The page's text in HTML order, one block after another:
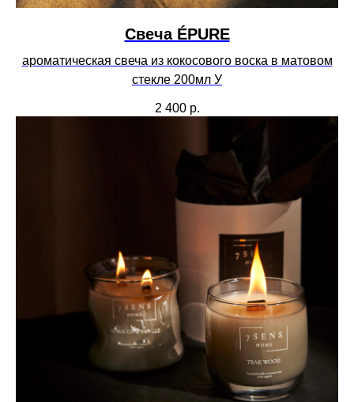
Свеча ÉPURE
ароматическая свеча из кокосового воска в матовом
стекле 200мл У
2 400 р.